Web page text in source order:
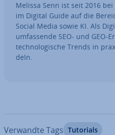
Melissa Senn ist seit 2016
im Digital Guide auf die
Social Media sowie KI. Als
um­fas­sen­de SEO- und GEO-
tech­no­lo­gi­sche Trends in
deln.
Verwandte Tags Tutorials